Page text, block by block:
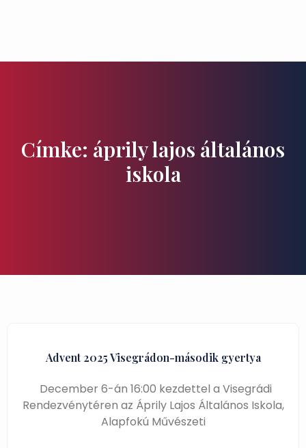
Címke: áprily lajos általános
iskola
Advent 2025 Visegrádon-második gyertya
December 6-án 16:00 kezdettel a Visegrádi
Rendezvénytéren az Áprily Lajos Általános Iskola,
Alapfokú Művészeti